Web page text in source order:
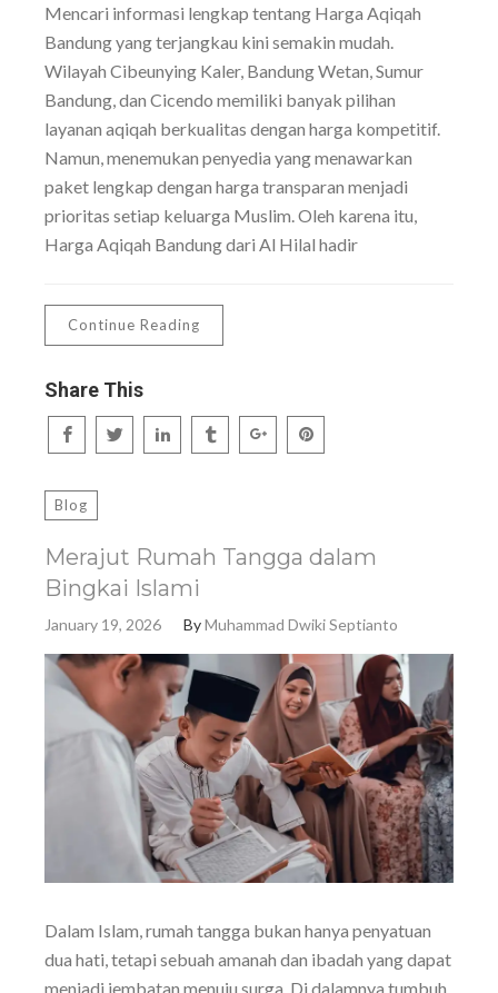
Mencari informasi lengkap tentang Harga Aqiqah
Bandung yang terjangkau kini semakin mudah.
Wilayah Cibeunying Kaler, Bandung Wetan, Sumur
Bandung, dan Cicendo memiliki banyak pilihan
layanan aqiqah berkualitas dengan harga kompetitif.
Namun, menemukan penyedia yang menawarkan
paket lengkap dengan harga transparan menjadi
prioritas setiap keluarga Muslim. Oleh karena itu,
Harga Aqiqah Bandung dari Al Hilal hadir
Continue Reading
Share This
Blog
Merajut Rumah Tangga dalam
Bingkai Islami
January 19, 2026 ByMuhammad Dwiki Septianto
Dalam Islam, rumah tangga bukan hanya penyatuan
dua hati, tetapi sebuah amanah dan ibadah yang dapat
menjadi jembatan menuju surga. Di dalamnya tumbuh